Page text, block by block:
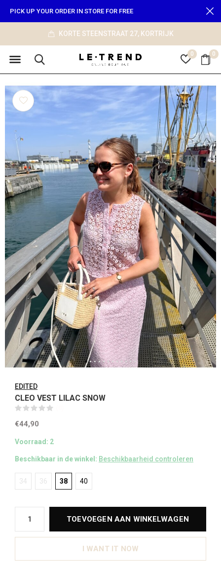
0 0
info@le-trend.com
PICK UP YOUR ORDER IN STORE FOR FREE
EDITED
CLEO VEST LILAC SNOW
€44,90
Voorraad: 2
Beschikbaar in de winkel: Beschikbaarheid controleren
34 36 38 40
TOEVOEGEN AAN WINKELWAGEN
I WANT IT NOW